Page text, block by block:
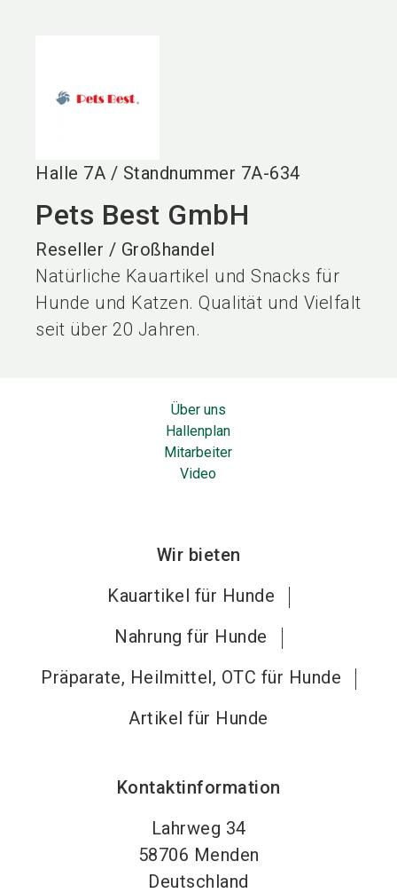
Halle 7A / Standnummer 7A-634
Pets Best GmbH
Reseller / Großhandel
Natürliche Kauartikel und Snacks für
Hunde und Katzen. Qualität und Vielfalt
seit über 20 Jahren.
Über uns
Hallenplan
Mitarbeiter
Video
Wir bieten
Kauartikel für Hunde
Nahrung für Hunde
Präparate, Heilmittel, OTC für Hunde
Artikel für Hunde
Kontaktinformation
Lahrweg 34
58706 Menden
Deutschland